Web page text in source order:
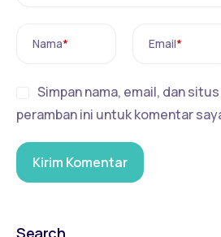
Nama* Email*
Simpan nama, email, dan
peramban ini untuk komentar
Search